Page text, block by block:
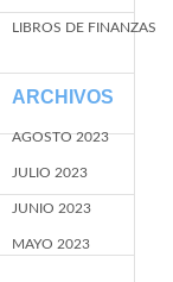
LIBROS DE FINANZAS
ARCHIVOS
AGOSTO 2023
JULIO 2023
JUNIO 2023
MAYO 2023